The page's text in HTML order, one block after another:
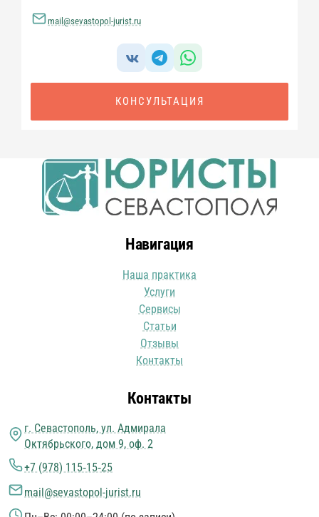
mail@sevastopol-jurist.ru
КОНСУЛЬТАЦИЯ
Навигация
Наша практика
Услуги
Сервисы
Статьи
Отзывы
Контакты
Контакты
г. Севастополь, ул. Адмирала
Октябрьского, дом 9, оф. 2
+7 (978) 115‑15‑25
mail@sevastopol-jurist.ru